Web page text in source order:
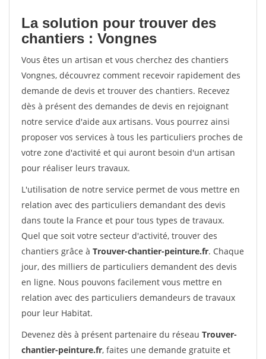
La solution pour trouver des
chantiers : Vongnes
Vous êtes un artisan et vous cherchez des chantiers
Vongnes, découvrez comment recevoir rapidement des
demande de devis et trouver des chantiers. Recevez
dès à présent des demandes de devis en rejoignant
notre service d'aide aux artisans. Vous pourrez ainsi
proposer vos services à tous les particuliers proches de
votre zone d'activité et qui auront besoin d'un artisan
pour réaliser leurs travaux.
L'utilisation de notre service permet de vous mettre en
relation avec des particuliers demandant des devis
dans toute la France et pour tous types de travaux.
Quel que soit votre secteur d'activité, trouver des
chantiers grâce à Trouver-chantier-peinture.fr. Chaque
jour, des milliers de particuliers demandent des devis
en ligne. Nous pouvons facilement vous mettre en
relation avec des particuliers demandeurs de travaux
pour leur Habitat.
Devenez dès à présent partenaire du réseau Trouver-
chantier-peinture.fr, faites une demande gratuite et